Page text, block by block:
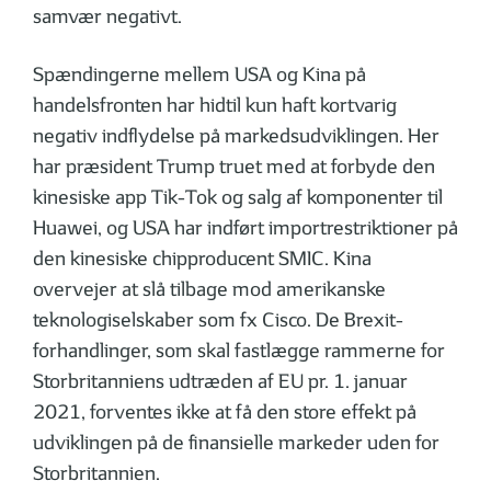
samvær negativt.
Spændingerne mellem USA og Kina på
handelsfronten har hidtil kun haft kortvarig
negativ indflydelse på markedsudviklingen. Her
har præsident Trump truet med at forbyde den
kinesiske app Tik-Tok og salg af komponenter til
Huawei, og USA har indført importrestriktioner på
den kinesiske chipproducent SMIC. Kina
overvejer at slå tilbage mod amerikanske
teknologiselskaber som fx Cisco. De Brexit-
forhandlinger, som skal fastlægge rammerne for
Storbritanniens udtræden af EU pr. 1. januar
2021, forventes ikke at få den store effekt på
udviklingen på de finansielle markeder uden for
Storbritannien.